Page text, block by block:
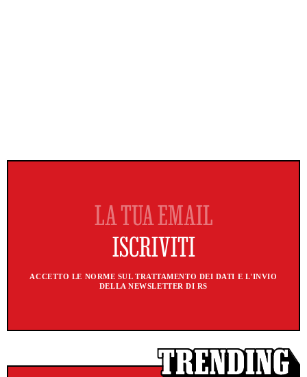
ACCETTO LE NORME SUL TRATTAMENTO DEI DATI E L'INVIO
DELLA NEWSLETTER DI RS